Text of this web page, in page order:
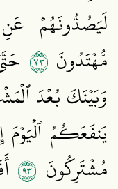
لَيَصُدُّونَهُمۡ
مُّهۡتَدُونَ ٣٧
وَبَيۡنَكَ بُعۡدَ
يَنفَعَكُمُ
مُشۡتَرِكُونَ ٣٩